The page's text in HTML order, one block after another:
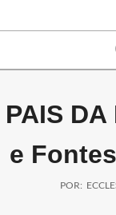
PAIS DA
e
POR: